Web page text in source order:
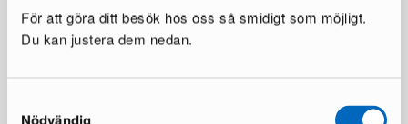
För att göra ditt besök hos oss så smidigt som möjligt.
Du kan justera dem nedan.
Nödvändig